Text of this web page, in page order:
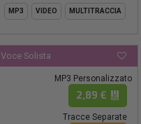
MP3 VIDEO MULTITRACCIA
Voce Solista
MP3 Personalizzato
2,89 €
Tracce Separate